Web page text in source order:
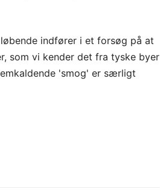
indfører i et forsøg på at
som vi kender det fra tyske byer
'smog' er særligt